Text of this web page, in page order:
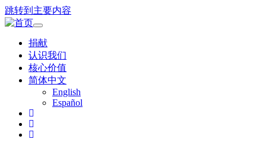
跳转到主要内容
Toggle
navigation
捐献
认识我们
核心价值
简体中文
English
Español